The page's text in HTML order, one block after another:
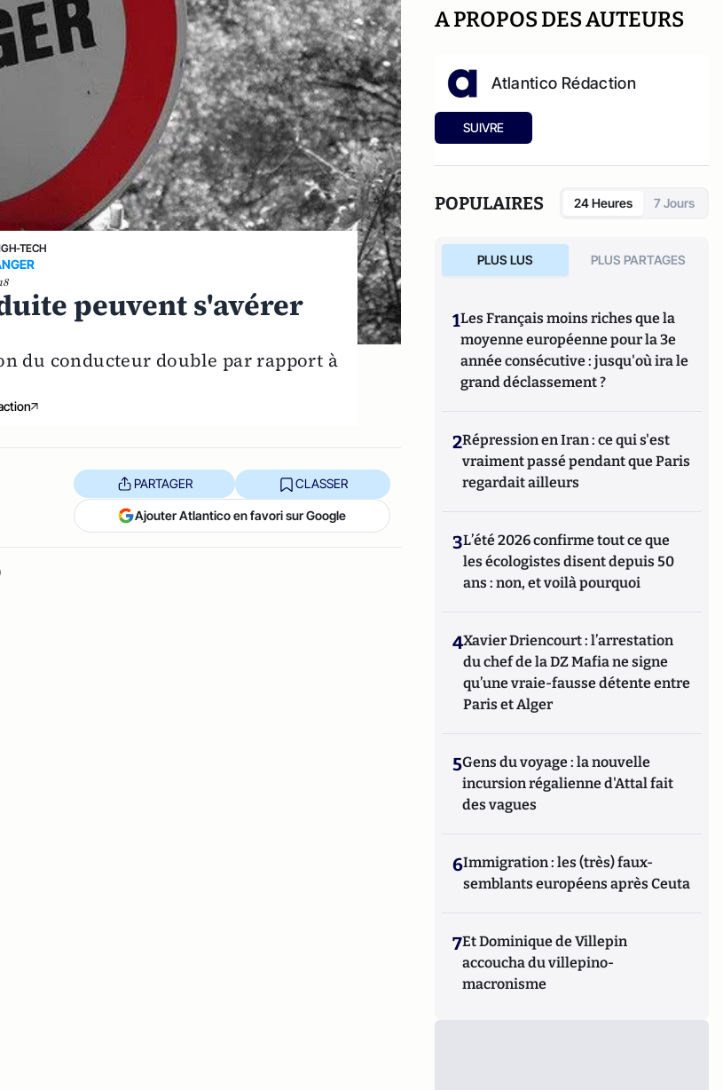
TECH
peuvent s'avérer
du conducteur double par rapport à
PARTAGER CLASSER
Ajouter Atlantico en favori sur Google
A PROPOS DES AUTEURS
Atlantico Rédaction
SUIVRE
POPULAIRES 24 Heures 7 Jours
PLUS LUS PLUS PARTAGES
1Les Français moins riches que la
moyenne européenne pour la 3e
année consécutive : jusqu'où ira le
grand déclassement ?
2Répression en Iran : ce qui s'est
vraiment passé pendant que Paris
regardait ailleurs
3L’été 2026 confirme tout ce que
les écologistes disent depuis 50
ans : non, et voilà pourquoi
4Xavier Driencourt : l’arrestation
du chef de la DZ Mafia ne signe
qu’une vraie-fausse détente entre
Paris et Alger
5Gens du voyage : la nouvelle
incursion régalienne d'Attal fait
des vagues
6Immigration : les (très) faux-
semblants européens après Ceuta
7Et Dominique de Villepin
accoucha du villepino-
macronisme